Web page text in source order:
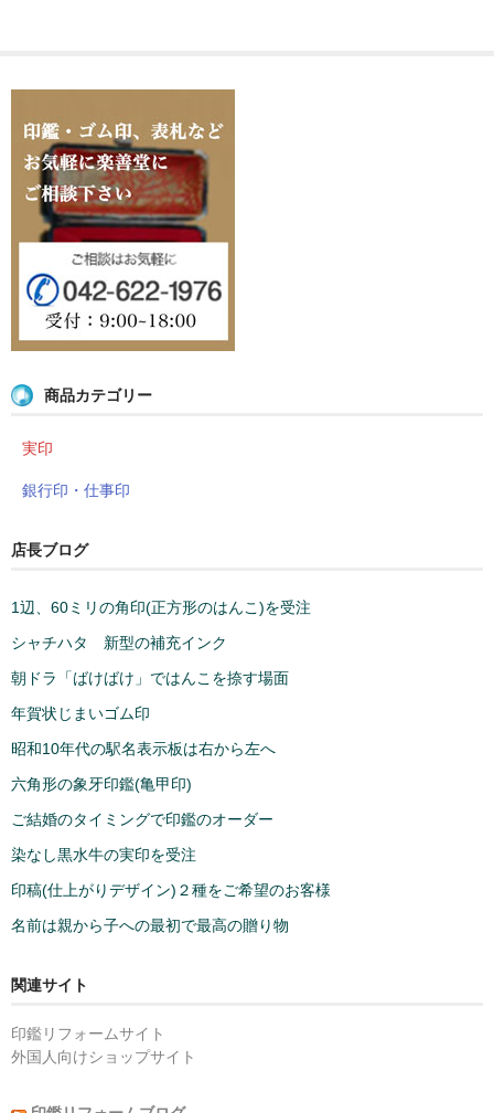
商品カテゴリー
実印
銀行印・仕事印
店長ブログ
1辺、60ミリの角印(正方形のはんこ)を受注
シャチハタ 新型の補充インク
朝ドラ「ばけばけ」ではんこを捺す場面
年賀状じまいゴム印
昭和10年代の駅名表示板は右から左へ
六角形の象牙印鑑(亀甲印)
ご結婚のタイミングで印鑑のオーダー
染なし黒水牛の実印を受注
印稿(仕上がりデザイン)２種をご希望のお客様
名前は親から子への最初で最高の贈り物
関連サイト
印鑑リフォームサイト
外国人向けショップサイト